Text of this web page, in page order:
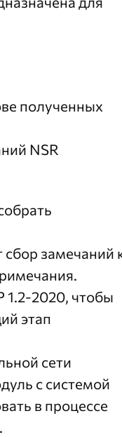
полученных
NSR
замечаний
1.2-2020, чтобы
этап
сети
с системой
в процессе